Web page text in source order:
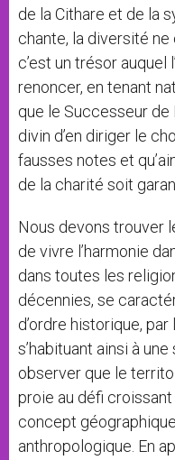
de la Cithare et de la
chante, la diversité
c’est un trésor auquel
renoncer, en tenant
que le Successeur
divin d’en diriger le
fausses notes et
de la charité soit
Nous devons trouver
de vivre l’harmonie
dans toutes les
décennies, se
d’ordre historique, par
s’habituant ainsi à
observer que le
proie au défi
concept
anthropologique. En